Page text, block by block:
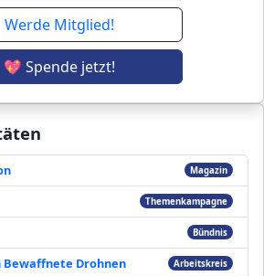
Magazin
Themenkampagne
Bündnis
Drohnen Arbeitskreis
Werde Mitglied!
💖 Spende jetzt!